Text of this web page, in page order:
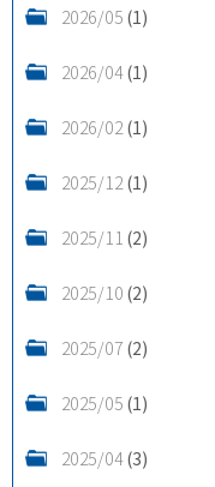
2026/05(1)
2026/04(1)
2026/02(1)
2025/12(1)
2025/11(2)
2025/10(2)
2025/07(2)
2025/05(1)
2025/04(3)